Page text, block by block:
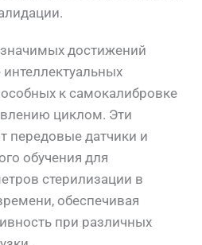
достижений
к самокалибровке
циклом. Эти
передовые датчики и
обучения для
стерилизации в
обеспечивая
при различных